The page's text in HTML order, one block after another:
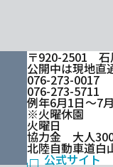
〒920-2501 石
公開中は現地直
076-273-0017
076-273-5711
例年6月1日～7
※火曜休園
火曜日
協力金 大人
北陸自動車道
公式サイト